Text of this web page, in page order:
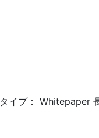
タイプ： Whitepaper